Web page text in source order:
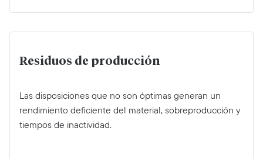
Residuos de producción
Las disposiciones que no son óptimas generan un
rendimiento deficiente del material, sobreproducción y
tiempos de inactividad.